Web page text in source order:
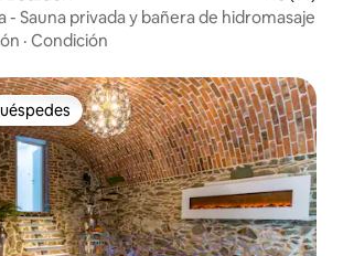
- Sauna privada y bañera de hidromasaje
· Condición